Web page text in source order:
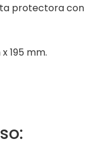
protectora con
195 mm.